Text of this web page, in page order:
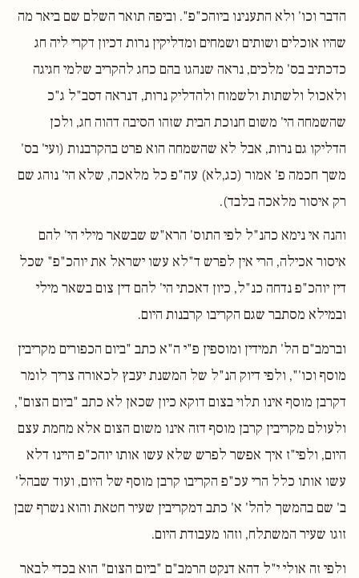
הדבר וכו' ולא התענינו ביוהכ"פ". וביפה תואר השלם שם ביאר מה
שהיו אוכלים ושותים ושמחים ומדליקין נרות דכיון דקרי ליה חג
כדכתיב בס' מלכים, נראה שנהגו בהם כחג להקריב שלמי חגיגה
ולאכול ולשתות ולשמוח ולהדליק נרות, דנראה דסב"ל ג"כ
שהשמחה הי' משום חנוכת הבית שזהו הסיבה דהוה חג, ולכן
הדליקו גם נרות, אבל לא שהשמחה הוא פרט בהקרבנות (ועי' בס'
משך חכמה פ' אמור (כג,לא) עה"פ כל מלאכה, שלא הי' נוהג שם
רק איסור מלאכה בלבד).
והנה אי נימא כהנ"ל לפי התוס' הרא"ש שבשאר מילי הי' להם
איסור אכילה, הרי אין לפרש ד"לא עשו ישראל את יוהכ"פ" שכל
דין יוהכ"פ נדחה כנ"ל, כיון דאכתי הי' להם דין צום בשאר מילי
ובמילא מסתבר שגם הקריבו קרבנות היום.
וברמב"ם הל' תמידין ומוספין פ"י ה"א כתב "ביום הכפורים מקריבין
מוסף וכו'", ולפי דיוק הנ"ל של המשנת יעבץ לכאורה צריך לומר
דקרבן מוסף אינו תלוי בצום דוקא כיון שכאן לא כתב "ביום הצום",
ולעולם מקריבין קרבן מוסף דזה אינו משום הצום אלא מחמת עצם
היום, ולפי"ז איך אפשר לפרש שלא עשו אותו יוהכ"פ היינו דלא
עשו אותו כלל הרי עכ"פ הקריבו קרבן מוסף של היום, ועוד שבהל'
ב' שם בהמשך להל' א' כתב דמקריבין שעיר חטאת והוא נשרף שבן
זוגו שעיר המשתלח, וזהו מעבודת היום.
ולפי זה אולי י"ל דהא דנקט הרמב"ם "ביום הצום" הוא בכדי לבאר